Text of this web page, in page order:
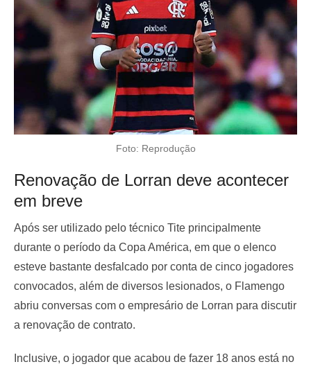
Foto: Reprodução
Renovação de Lorran deve acontecer
em breve
Após ser utilizado pelo técnico Tite principalmente
durante o período da Copa América, em que o elenco
esteve bastante desfalcado por conta de cinco jogadores
convocados, além de diversos lesionados, o Flamengo
abriu conversas com o empresário de Lorran para discutir
a renovação de contrato.
Inclusive, o jogador que acabou de fazer 18 anos está no